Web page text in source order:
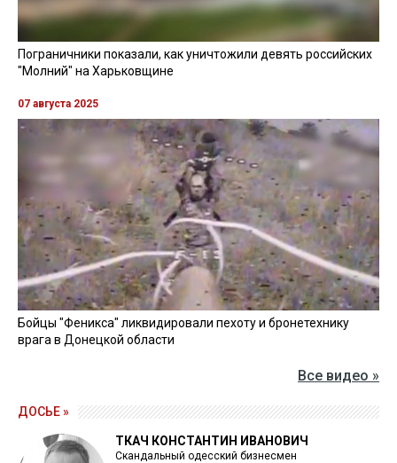
Пограничники показали, как уничтожили девять российских
"Молний" на Харьковщине
07 августа 2025
Бойцы "Феникса" ликвидировали пехоту и бронетехнику
врага в Донецкой области
Все видео »
ДОСЬЕ »
ТКАЧ КОНСТАНТИН ИВАНОВИЧ
Скандальный одесский бизнесмен